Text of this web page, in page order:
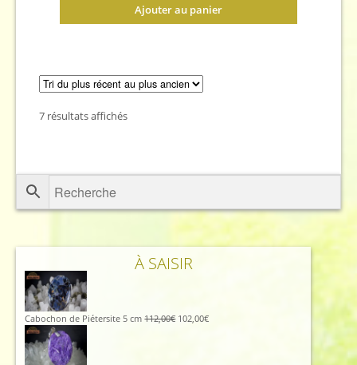
Ajouter au panier
7 résultats affichésTrié
au
ancien
À SAISIR
Cabochon de Piétersite 5 cm 112,00€ Le
102,00€Le